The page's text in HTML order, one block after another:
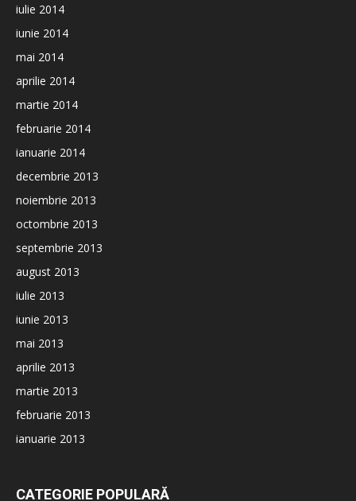
iulie 2014
iunie 2014
mai 2014
aprilie 2014
martie 2014
februarie 2014
ianuarie 2014
decembrie 2013
noiembrie 2013
octombrie 2013
septembrie 2013
august 2013
iulie 2013
iunie 2013
mai 2013
aprilie 2013
martie 2013
februarie 2013
ianuarie 2013
CATEGORIE POPULARĂ